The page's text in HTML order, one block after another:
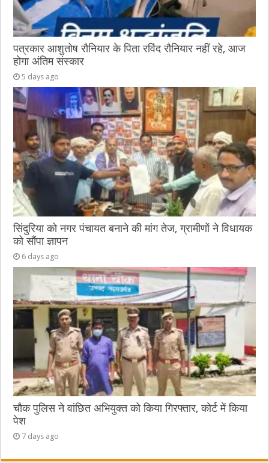
पत्रकार आशुतोष रौनियार के पिता रविंद रौनियार नहीं रहे, आज
होगा अंतिम संस्कार
5 days ago
सिंदुरिया को नगर पंचायत बनाने की मांग तेज, ग्रामीणों ने विधायक
को सौंपा ज्ञापन
6 days ago
चौक पुलिस ने वांछित अभियुक्त को किया गिरफ्तार, कोर्ट में किया
पेश
7 days ago